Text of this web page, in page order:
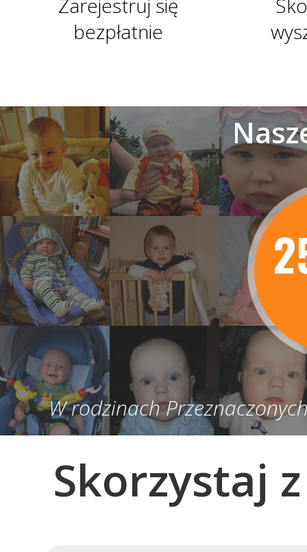
Zarejestruj się
bezpłatnie
W rodzinach
Skorzystaj